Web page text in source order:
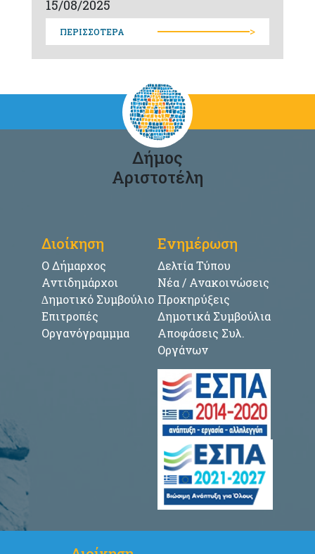
15/08/2025
ΠΕΡΙΣΣΟΤΕΡΑ >
Δήμος
Αριστοτέλη
Διοίκηση
Ο Δήμαρχος
Αντιδημάρχοι
∆ημοτικό Συμβούλιο
Επιτροπές
Οργανόγραμμμα
Ενημέρωση
Δελτία Τύπου
Νέα / Ανακοινώσεις
Προκηρύξεις
Δημοτικά Συμβούλια
Αποφάσεις Συλ.
Οργάνων